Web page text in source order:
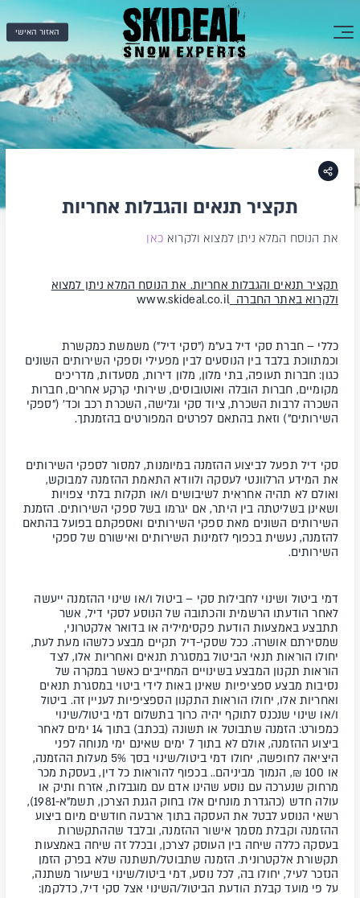
האזור האישי
תקציר תנאים והגבלות אחריות
את הנוסח המלא ניתן למצוא ולקרוא כאן
תקציר תנאים והגבלות אחריות. את הנוסח המלא ניתן למצוא
ולקרוא באתר החברה www.skideal.co.il
כללי –חברת סקי דיל בע"מ ("סקי דיל") משמשת כמקשרת
וכמתווכת בלבד בין הנוסעים לבין מפעילי וספקי השירותים השונים
כגון: חברות תעופה, בתי מלון, מלון דירות, מסעדות, מדריכים
מקומיים, חברות הובלה ואוטובוסים, שירותי קרקע אחרים, חברות
השכרה לרבות השכרת, ציוד סקי וגלישה, השכרת רכב וכד' ("ספקי
השירותים") וזאת בהתאם לפרטים המפורטים בהזמנתך.
סקי דיל תפעל לביצוע ההזמנה במיומנות, למסור לספקי השירותים
את המידע הרלוונטי לעסקה ולוודא התאמת ההזמנה למבוקש,
ואולם לא תהיה אחראית לשיבושים ו/או תקלות בלתי צפויות
ושאינן בשליטתה בין היתר, אם יגרמו בשל ספקי השירותים. הזמנת
השירותים השונים מאת ספקי השירותים ואספקתם בפועל בהתאם
להזמנה, נעשית בכפוף לזמינות השירותים ואישורם של ספקי
השירותים.
דמי ביטול ושינוי לחבילות סקי – ביטול ו/או שינוי ההזמנה ייעשה
לאחר הודעתו הרשמית והכתובה של הנוסע לסקי דיל, אשר
תתבצע באמצעות הודעת פקסימיליה או בדואר אלקטרוני,
שמסירתם אושרה. ככל שסקי-דיל תקיים מבצע כלשהו מעת לעת,
יחולו הוראות תנאי הביטול במסגרת תנאים ואחריות אלו, לצד
הוראות תקנון המבצע בשינויים המחייבים כאשר במקרה של
נסיבות מבצע ספציפיות שאינן באות לידי ביטוי במסגרת תנאים
ואחריות אלו, יחולו הוראות התקנון הספציפיות לעניין זה. ביטול
ו/או שינוי שנכנס לתוקף יהיה כרוך בתשלום דמי ביטול/שינוי
כמפורט: הזמנה שתבוטל או תשונה (בכתב) בתוך 14 ימים לאחר
ביצוע ההזמנה, אולם לא בתוך 7 ימים שאינם ימי מנוחה לפני
היציאה לחופשה, יחולו דמי ביטול/שינוי בסך 5% מעלות ההזמנה,
או 100 ₪, הנמוך מביניהם.. בכפוף להוראות כל דין, בעסקת מכר
מרחוק שנערכה עם נוסע שהינו אדם עם מוגבלות, אזרח ותיק או
עולה חדש (כהגדרת מונחים אלו בחוק הגנת הצרכן, תשמ"א-1981),
רשאי הנוסע לבטל את העסקה בתוך ארבעה חודשים מיום ביצוע
ההזמנה וקבלת מסמך אישור ההזמנה, ובלבד שההתקשרות
בעסקה כללה שיחה בין העוסק לצרכן, ובכלל זה שיחה באמצעות
תקשורת אלקטרונית. הזמנה שתבוטל/תשתנה שלא בפרק הזמן
הנזכר לעיל, יחולו בה, לכל נוסע, דמי ביטול/שינוי בשיעור משתנה,
על פי מועד קבלת הודעת הביטול/השינוי אצל סקי דיל, כדלקמן: